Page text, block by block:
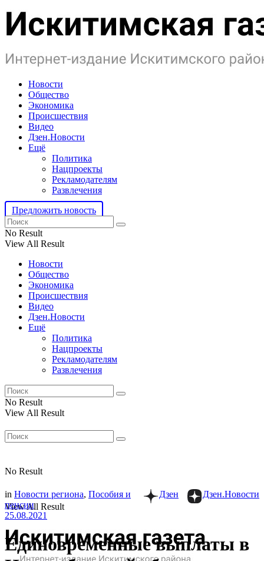
Новости
Общество
Экономика
Происшествия
Видео
Дзен.Новости
Ещё
Политика
Нацпроекты
Рекламодателям
Развлечения
Предложить новость
No Result
View All Result
Новости
Общество
Экономика
Происшествия
Видео
Дзен.Новости
Ещё
Политика
Нацпроекты
Рекламодателям
Развлечения
No Result
View All Result
No Result
View All Result
Дзен.Новости
Дзен
in Новости региона, Пособия и
пенсии
25.08.2021
Единовременные выплаты в